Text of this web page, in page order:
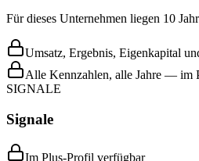
Für dieses Unternehmen liegen 10
Umsatz, Ergebnis, Eigenkapital
Alle Kennzahlen, alle Jahre — im
SIGNALE
Signale
Im Plus-Profil verfügbar